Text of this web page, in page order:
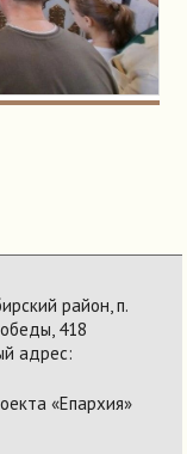
район, п.
418
адрес:
«Епархия»